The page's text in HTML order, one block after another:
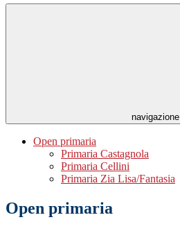
navigazione
Open primaria
Primaria Castagnola
Primaria Cellini
Primaria Zia Lisa/Fantasia
Open primaria